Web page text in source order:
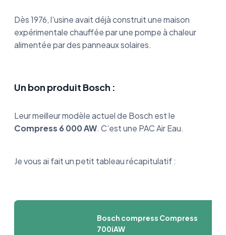
Dès 1976, l'usine avait déjà construit une maison
expérimentale chauffée par une pompe à chaleur
alimentée par des panneaux solaires.
Un bon produit Bosch :
Leur meilleur modèle actuel de Bosch est le
Compress 6 000 AW. C’est une PAC Air Eau.
Je vous ai fait un petit tableau récapitulatif :
Bosch compress Compress
700iAW